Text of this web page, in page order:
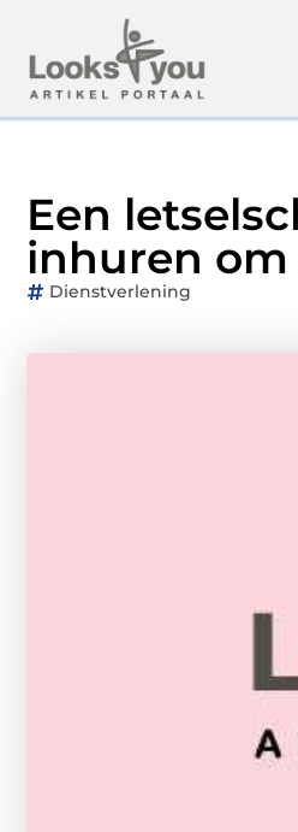
Een
inhuren om
Dienstverlening